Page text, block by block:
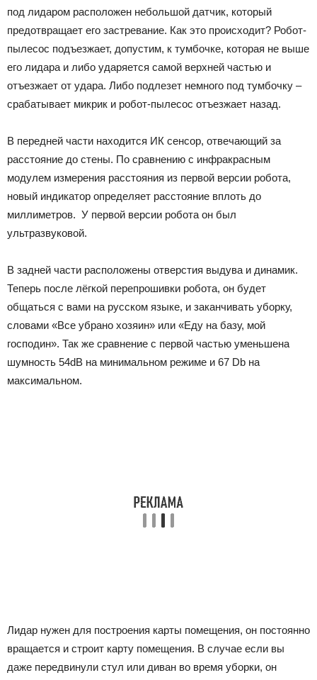
под лидаром расположен небольшой датчик, который
предотвращает его застревание. Как это происходит? Робот-
пылесос подъезжает, допустим, к тумбочке, которая не выше
его лидара и либо ударяется самой верхней частью и
отъезжает от удара. Либо подлезет немного под тумбочку –
срабатывает микрик и робот-пылесос отъезжает назад.
В передней части находится ИК сенсор, отвечающий за
расстояние до стены. По сравнению с инфракрасным
модулем измерения расстояния из первой версии робота,
новый индикатор определяет расстояние вплоть до
миллиметров. У первой версии робота он был
ультразвуковой.
В задней части расположены отверстия выдува и динамик.
Теперь после лёгкой перепрошивки робота, он будет
общаться с вами на русском языке, и заканчивать уборку,
словами «Все убрано хозяин» или «Еду на базу, мой
господин». Так же сравнение с первой частью уменьшена
шумность 54dB на минимальном режиме и 67 Db на
максимальном.
Лидар нужен для построения карты помещения, он постоянно
вращается и строит карту помещения. В случае если вы
даже передвинули стул или диван во время уборки, он